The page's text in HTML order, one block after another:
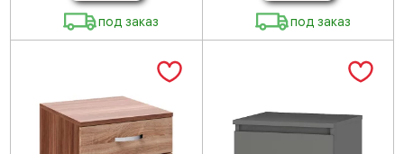
под заказ под заказ